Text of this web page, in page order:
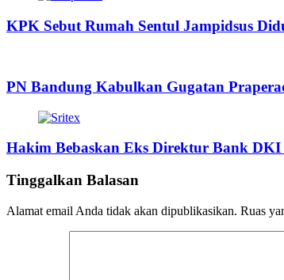
KPK Sebut Rumah Sentul Jampidsus
PN Bandung Kabulkan Gugatan
Hakim Bebaskan Eks Direktur Bank
Tinggalkan Balasan
Alamat email Anda tidak akan dipublikasikan. Ruas